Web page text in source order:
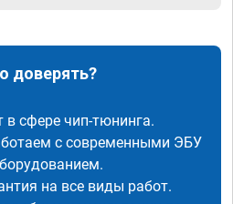
доверять?
в сфере чип-тюнинга.
с современными ЭБУ
на все виды работ.